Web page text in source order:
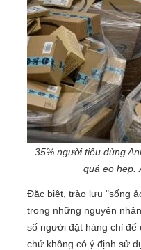
35% người tiêu dùng
quá eo hẹp.
Đặc biệt, trào lưu "sống
trong những nguyên
số người đặt hàng chỉ để
chứ không có ý định sử